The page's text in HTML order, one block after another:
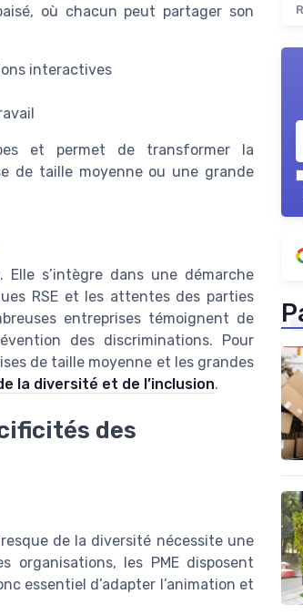
où chacun peut partager son
interactives
et permet de transformer la
de taille moyenne ou une grande
s’intègre dans une démarche
RSE et les attentes des parties
entreprises témoignent de
des discriminations. Pour
de taille moyenne et les grandes
la diversité et de l’inclusion.
des
de la diversité nécessite une
organisations, les PME disposent
essentiel d’adapter l’animation et